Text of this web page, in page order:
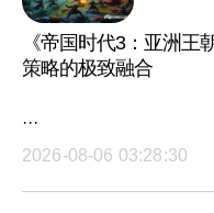
《帝国时代3：亚洲
策略的极致融合
···
2026-08-06 03:28:30